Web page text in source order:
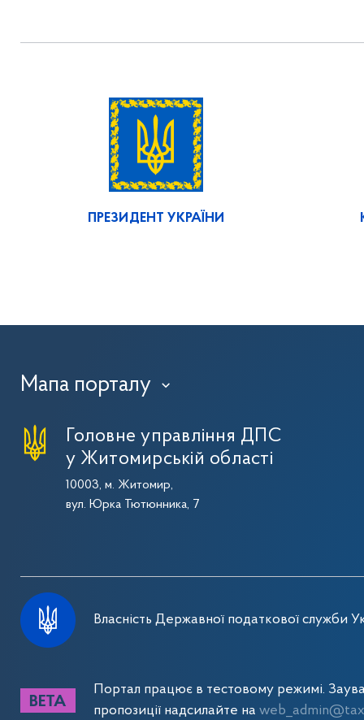
ПРЕЗИДЕНТ УКРАЇНИ
Мапа порталу ›
Головне управління ДПС
у Житомирській області
10003, м. Житомир,
вул. Юрка Тютюнника, 7
Власність Державної податкової служби
Портал працює в тестовому режимі.
пропозиції надсилайте на